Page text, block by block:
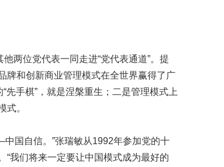
位党代表一同走进“党代表通道”。提
牌和创新商业管理模式在全世界赢得了广
先手棋”，就是涅槃重生；二是管理模式上
式。
国自信。”张瑞敏从1992年参加党的十
“我们将来一定要让中国模式成为最好的